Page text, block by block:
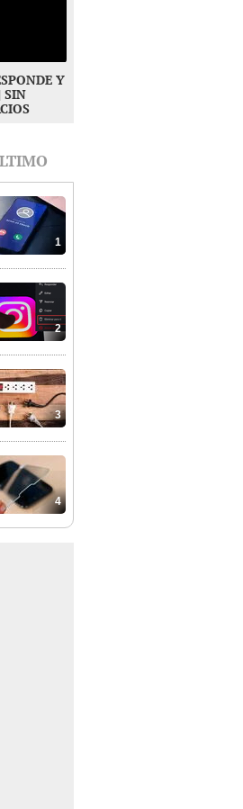
Y
SIN
1
2
3
4